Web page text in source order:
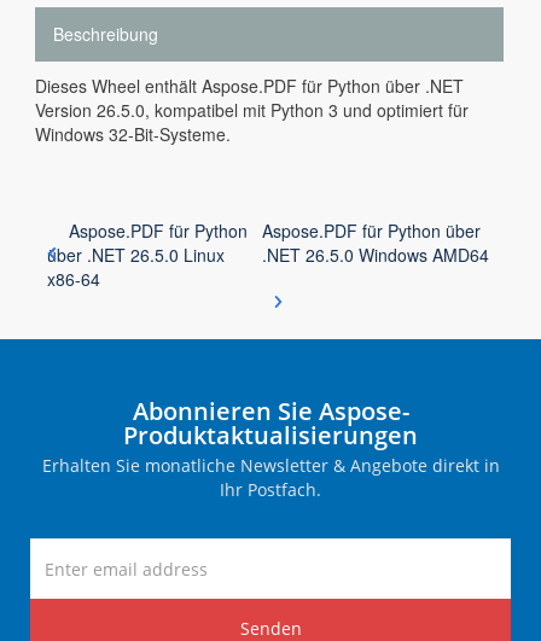
Beschreibung
Dieses Wheel enthält Aspose.PDF für Python über .NET
Version 26.5.0, kompatibel mit Python 3 und optimiert für
Windows 32-Bit-Systeme.
Aspose.PDF für Python
über .NET 26.5.0 Linux
x86-64
Aspose.PDF für Python über
.NET 26.5.0 Windows AMD64
Abonnieren Sie Aspose-
Produktaktualisierungen
Erhalten Sie monatliche Newsletter & Angebote direkt in
Ihr Postfach.
Senden